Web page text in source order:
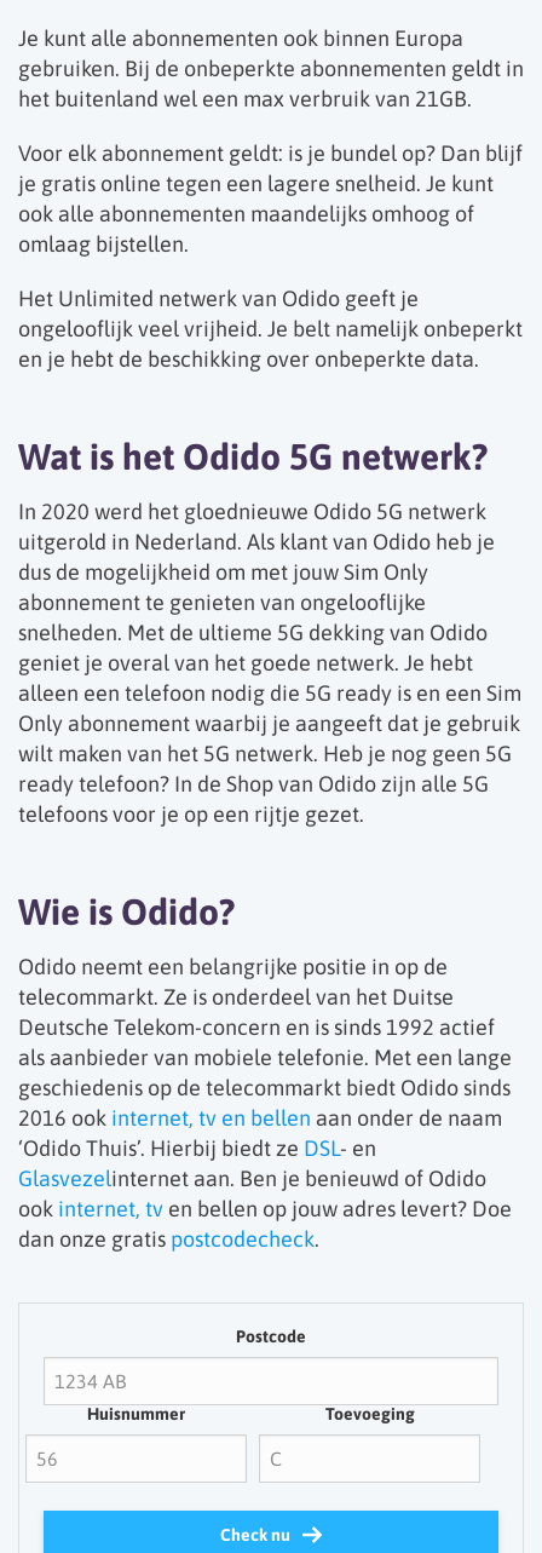
Je kunt alle abonnementen ook binnen Europa
gebruiken. Bij de onbeperkte abonnementen geldt in
het buitenland wel een max verbruik van 21GB.
Voor elk abonnement geldt: is je bundel op? Dan blijf
je gratis online tegen een lagere snelheid. Je kunt
ook alle abonnementen maandelijks omhoog of
omlaag bijstellen.
Het Unlimited netwerk van Odido geeft je
ongelooflijk veel vrijheid. Je belt namelijk onbeperkt
en je hebt de beschikking over onbeperkte data.
Wat is het Odido 5G netwerk?
In 2020 werd het gloednieuwe Odido 5G netwerk
uitgerold in Nederland. Als klant van Odido heb je
dus de mogelijkheid om met jouw Sim Only
abonnement te genieten van ongelooflijke
snelheden. Met de ultieme 5G dekking van Odido
geniet je overal van het goede netwerk. Je hebt
alleen een telefoon nodig die 5G ready is en een Sim
Only abonnement waarbij je aangeeft dat je gebruik
wilt maken van het 5G netwerk. Heb je nog geen 5G
ready telefoon? In de Shop van Odido zijn alle 5G
telefoons voor je op een rijtje gezet.
Wie is Odido?
Odido neemt een belangrijke positie in op de
telecommarkt. Ze is onderdeel van het Duitse
Deutsche Telekom-concern en is sinds 1992 actief
als aanbieder van mobiele telefonie. Met een lange
geschiedenis op de telecommarkt biedt Odido sinds
2016 ook internet, tv en bellen aan onder de naam
‘Odido Thuis’. Hierbij biedt ze DSL- en
Glasvezelinternet aan. Ben je benieuwd of Odido
ook internet, tv en bellen op jouw adres levert? Doe
dan onze gratis postcodecheck.
Postcode
Huisnummer Toevoeging
Check nu